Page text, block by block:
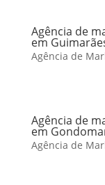
Agência de
em
Agência de
Agência de
em
Agência de